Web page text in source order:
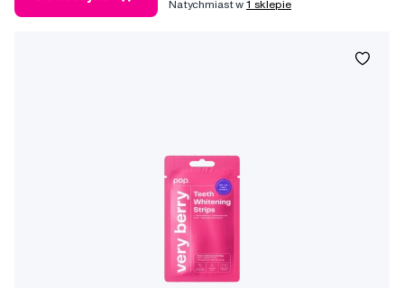
Natychmiast w1 sklepie